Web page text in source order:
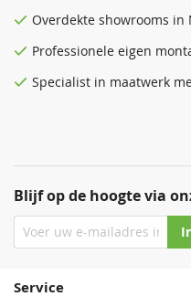
Blijf op de hoogte via
Overdekte showrooms in
Professionele eigen
Specialist in maatwerk
Service